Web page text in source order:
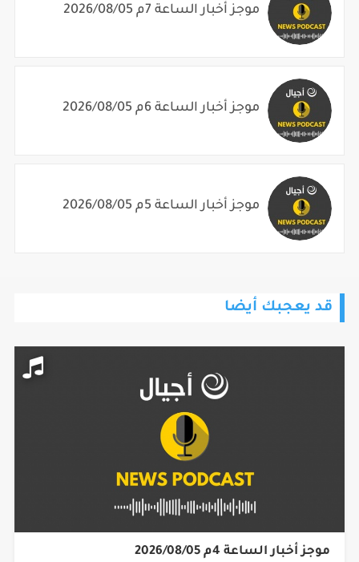
موجز أخبار الساعة 7م 2026/08/05
موجز أخبار الساعة 6م 2026/08/05
موجز أخبار الساعة 5م 2026/08/05
قد يعجبك أيضا
موجز أخبار الساعة 4م 2026/08/05